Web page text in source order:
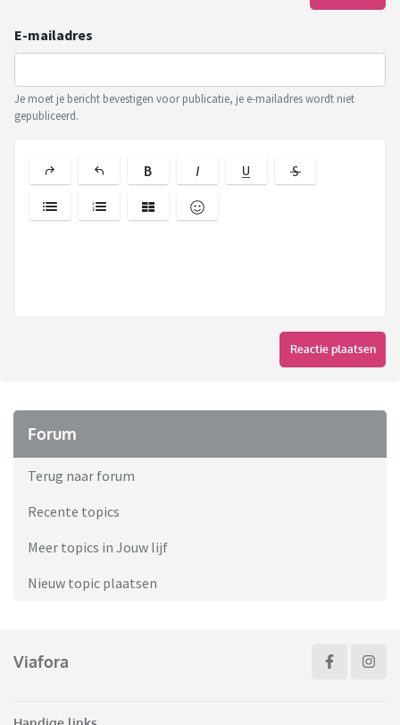
E-mailadres
Je moet je bericht bevestigen voor publicatie, je e-mailadres wordt niet
gepubliceerd.
Reactie plaatsen
Forum
Terug naar forum
Recente topics
Meer topics in Jouw lijf
Nieuw topic plaatsen
Viafora